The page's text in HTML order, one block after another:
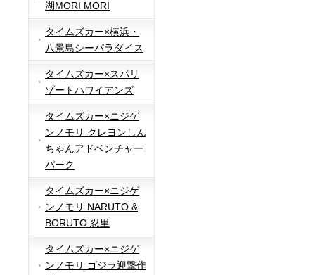
湖MORI MORI
タイムズカー×横浜・
八景島シーパラダイス
タイムズカー×スパリ
ゾートハワイアンズ
タイムズカー×ニジゲ
ンノモリ クレヨンしん
ちゃんアドベンチャー
パーク
タイムズカー×ニジゲ
ンノモリ NARUTO &
BORUTO 忍里
タイムズカー×ニジゲ
ンノモリ ゴジラ迎撃作